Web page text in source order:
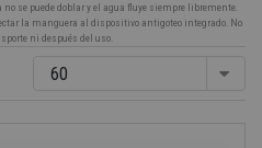
se puede doblar y el agua fluye siempre libremente.
la manguera al dispositivo antigoteo integrado. No
ni después del uso.
60